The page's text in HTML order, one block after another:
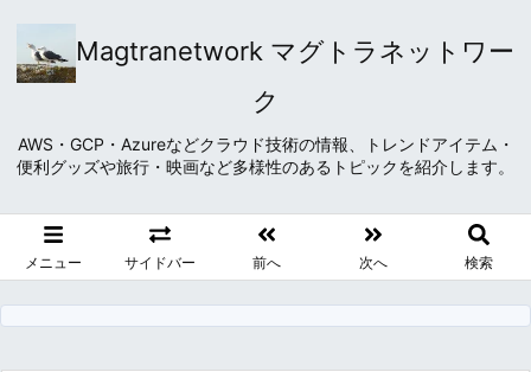
Magtranetwork マグトラネットワー
ク
AWS・GCP・Azureなどクラウド技術の情報、トレンドアイテム・
便利グッズや旅行・映画など多様性のあるトピックを紹介します。
メニュー サイドバー 前へ 次へ 検索